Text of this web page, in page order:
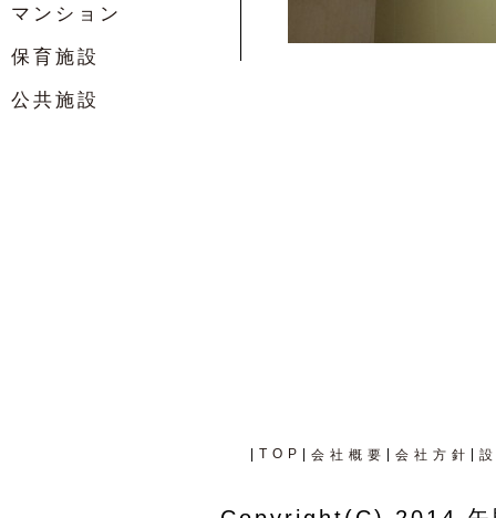
マンション
保育施設
公共施設
|TOP |会社概要 |会社方針 |